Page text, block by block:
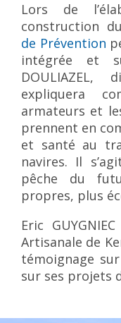
Lors de
construction
de Prévention
intégrée et
DOULIAZEL,
expliquera
armateurs et
prennent en
et santé au
navires. Il
pêche du
propres, plus
Eric
Artisanale de
témoignage
sur ses projets